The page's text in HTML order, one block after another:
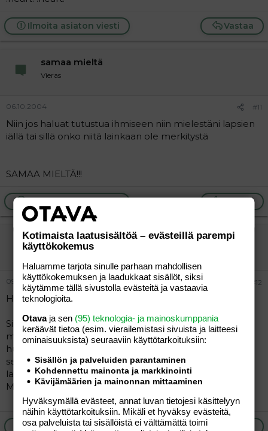
Vastaa
Ilmoita asiaton viesti
samaa mieltä
Vieras
06.10.2004 #11
Niin jos haluat tutustua ihmiseen niin mielestäni lapsien
iällä tai sillä onko niitä lainkaan ole merkitystä
SAMAA MIELTÄ!!!
Vastaa
Ilmoita asiaton viesti
TT1
Vieras
09.10.2004 #12
Hei!!
Sinä joka kirjoitit nim.Hassua(4.10.klo 23.38),
mistä päin pk seutua olet?Täällä 30v.2lapsen äiti
huhuilee
seuraa itselleen ja lähinnä kaveria 2.5v.tytölle.Nuorempi
lapsi 6kk.
Muutkin saa lähettää viestiä!
Ilmoita asiaton viesti
Kotimaista laatusisältöä – evästeillä parempi
käyttökokemus
Haluamme tarjota sinulle parhaan mahdollisen
käyttökokemuksen ja laadukkaat sisällöt, siksi
käytämme tällä sivustolla evästeitä ja vastaavia
teknologioita.
Otavaja sen (95) teknologia- ja mainoskumppania
keräävät tietoa (esim. vierailemis­tasi sivuista ja laitteesi
ominaisuuk­sista) seuraaviin käyttötarkoituksiin:
Sisällön ja palveluiden parantaminen
Kohdennettu mainonta ja markkinointi
Kävijämäärien ja mainonnan mittaaminen
Hyväksymällä evästeet, annat luvan tietojesi käsittelyyn
näihin käyttötarkoituksiin. Mikäli et hyväksy evästeitä,
osa palveluista tai sisällöistä ei välttämättä toimi